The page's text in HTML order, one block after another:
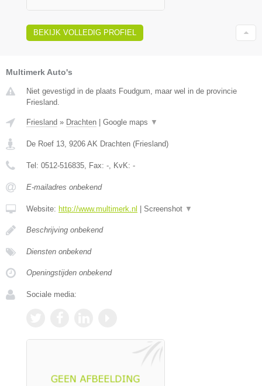
BEKIJK VOLLEDIG PROFIEL
Multimerk Auto's
Niet gevestigd in de plaats Foudgum, maar wel in de provincie
Friesland.
Friesland » Drachten Google maps ▼
De Roef 13, 9206 AK Drachten (Friesland)
Tel: 0512-516835, Fax: -, KvK: -
E-mailadres onbekend
Website: http://www.multimerk.nl Screenshot ▼
Beschrijving onbekend
Diensten onbekend
Openingstijden onbekend
Sociale media: